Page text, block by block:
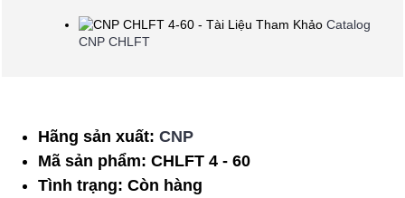
Catalog
CNP CHLFT
Hãng sản xuất: CNP
Mã sản phẩm: CHLFT 4 - 60
Tình trạng: Còn hàng